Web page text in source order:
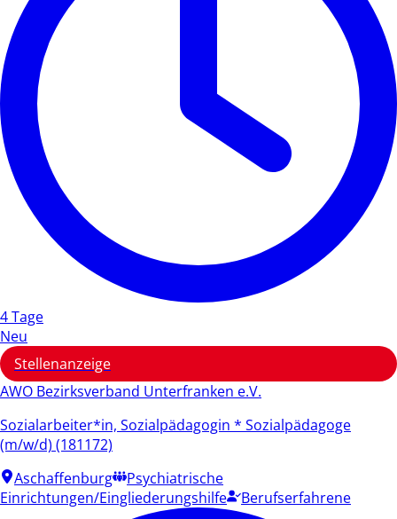
4 Tage
Neu
Stellenanzeige
AWO Bezirksverband Unterfranken e.V.
Sozialarbeiter*in, Sozialpädagogin * Sozialpädagoge
(m/w/d) (181172)
Aschaffenburg
Psychiatrische
Einrichtungen/Eingliederungshilfe
Berufserfahrene